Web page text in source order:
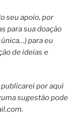
seu apoio, por
para sua doação
para eu
de ideias e
por aqui
sugestão pode
.